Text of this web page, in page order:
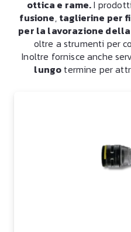
ottica e rame.I
fusione, taglierine per
per la lavorazione
oltre a strumenti per
Inoltre fornisce anche
lungotermine per